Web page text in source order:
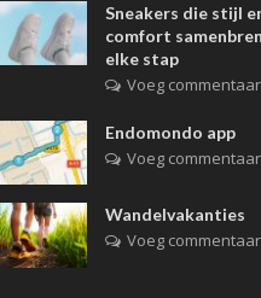
Sneakers die stijl
comfort
elke stap
Voeg
Endomondo app
Voeg
Wandelvakanties
Voeg